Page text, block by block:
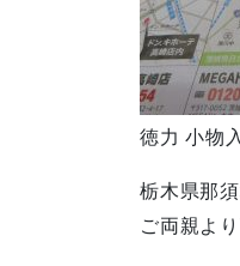
徳力 小物
栃木県那
ご両親よ